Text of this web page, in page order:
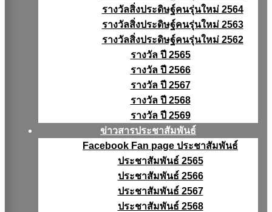
รางวัลสิ่งประดิษฐ์คนรุ่นใหม่ 2564
รางวัลสิ่งประดิษฐ์คนรุ่นใหม่ 2563
รางวัลสิ่งประดิษฐ์คนรุ่นใหม่ 2562
รางวัล ปี 2565
รางวัล ปี 2566
รางวัล ปี 2567
รางวัล ปี 2568
รางวัล ปี 2569
ข่าวสารประชาสัมพันธ์
Facebook Fan page ประชาสัมพันธ์
ประชาสัมพันธ์ 2565
ประชาสัมพันธ์ 2566
ประชาสัมพันธ์ 2567
ประชาสัมพันธ์ 2568